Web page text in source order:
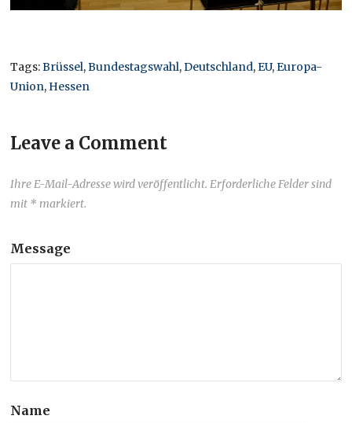
Tags:Brüssel,Bundestagswahl,Deutschland,EU,Europa-
Union, Hessen
Leave a Comment
Ihre E-Mail-Adresse wird veröffentlicht. Erforderliche Felder sind
mit * markiert.
Message
Name